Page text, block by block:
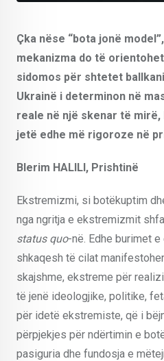
Çka nëse “bota jonë
mekanizma do të
sidomos për shtetet
Ukrainë i determinon në
reale në një skenar të
jetë edhe më rigoroze në
Blerim HALILI, Prishtinë
Ekstremizmi, si botëkuptim
nga ngritja e ekstremizmit
status quo-në. Edhe burimet
shkaqesh të cilat
skajshme, ekstreme për
të jenë ideologjike, politike,
për idetë ekstremiste, që i
përpjekjes për ndërtimin e
pasiguria dhe fundosja e